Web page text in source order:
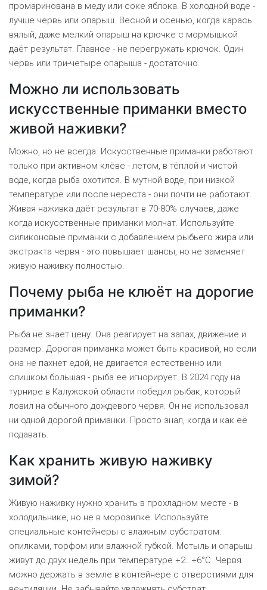
промаринована в меду или соке яблока. В холодной воде -
лучше червь или опарыш. Весной и осенью, когда карась
вялый, даже мелкий опарыш на крючке с мормышкой
даёт результат. Главное - не перегружать крючок. Один
червь или три-четыре опарыша - достаточно.
Можно ли использовать
искусственные приманки вместо
живой наживки?
Можно, но не всегда. Искусственные приманки работают
только при активном клёве - летом, в тёплой и чистой
воде, когда рыба охотится. В мутной воде, при низкой
температуре или после нереста - они почти не работают.
Живая наживка даёт результат в 70-80% случаев, даже
когда искусственные приманки молчат. Используйте
силиконовые приманки с добавлением рыбьего жира или
экстракта червя - это повышает шансы, но не заменяет
живую наживку полностью.
Почему рыба не клюёт на дорогие
приманки?
Рыба не знает цену. Она реагирует на запах, движение и
размер. Дорогая приманка может быть красивой, но если
она не пахнет едой, не двигается естественно или
слишком большая - рыба её игнорирует. В 2024 году на
турнире в Калужской области победил рыбак, который
ловил на обычного дождевого червя. Он не использовал
ни одной дорогой приманки. Просто знал, когда и как её
подавать.
Как хранить живую наживку
зимой?
Живую наживку нужно хранить в прохладном месте - в
холодильнике, но не в морозилке. Используйте
специальные контейнеры с влажным субстратом:
опилками, торфом или влажной губкой. Мотыль и опарыш
живут до двух недель при температуре +2…+6°C. Червя
можно держать в земле в контейнере с отверстиями для